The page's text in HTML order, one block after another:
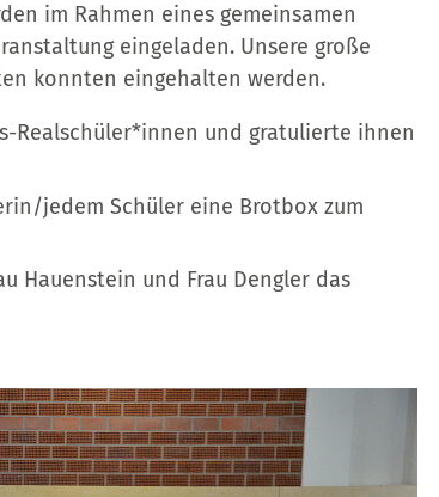
im Rahmen eines gemeinsamen
eingeladen. Unsere große
konnten eingehalten werden.
Realschüler*innen und gratulierte ihnen
jedem Schüler eine Brotbox zum
Hauenstein und Frau Dengler das